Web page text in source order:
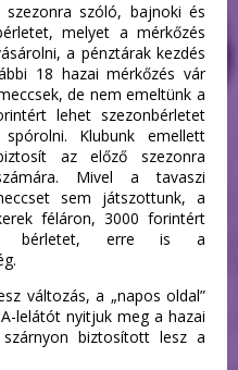
szóló, bajnoki és
melyet a mérkőzés
a pénztárak kezdés
18 hazai mérkőzés vár
de nem emeltünk a
lehet szezonbérletet
Klubunk emellett
az előző szezonra
Mivel a tavaszi
sem játszottunk, a
féláron, 3000 forintért
bérletet, erre is a
változás, a „napos oldal”
lelátót nyitjuk meg a hazai
biztosított lesz a